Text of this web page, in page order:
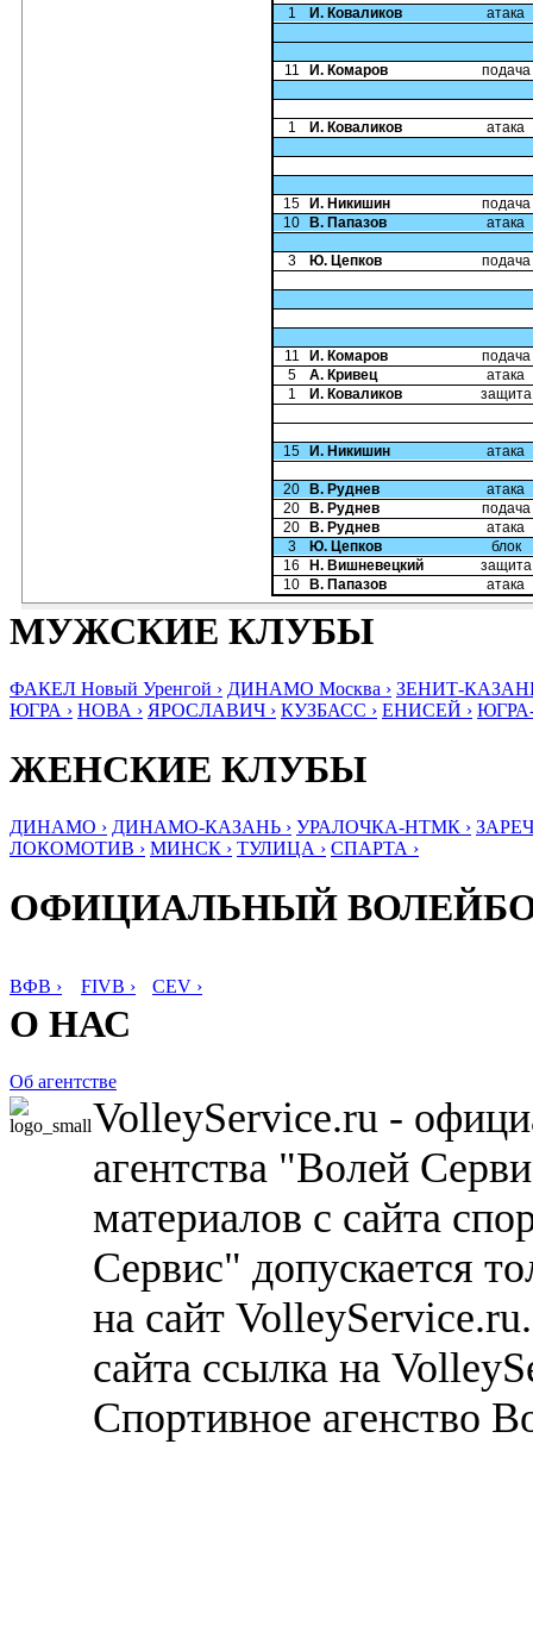
1 И. Коваликов атака
11 И. Комаров подача
1 И. Коваликов атака
15 И. Никишин
подача
10
В. Папазов атака
3 Ю. Цепков подача
11 И. Комаров
подача
5
А. Кривец
атака
1
И. Коваликов защита
15 И. Никишин атака
20 В. Руднев
атака
20
В. Руднев
подача
20
В. Руднев
атака
3
Ю. Цепков
блок
16
Н. Вишневецкий
защита
10
В. Папазов атака
МУЖСКИЕ КЛУБЫ
ФАКЕЛ Новый Уренгой › ДИНАМО Москва › ЗЕНИТ-
ЮГРА › НОВА › ЯРОСЛАВИЧ › КУЗБАСС › ЕНИСЕЙ ›
ЖЕНСКИЕ КЛУБЫ
ДИНАМО › ДИНАМО-КАЗАНЬ › УРАЛОЧКА-НТМК ›
ЛОКОМОТИВ › МИНСК › ТУЛИЦА › СПАРТА ›
ОФИЦИАЛЬНЫЙ
ВФВ › FIVB › CEV ›
О НАС
Об агентстве
VolleyService.ru -
агентства "Волей
материалов с сайта
Сервис" допускается
на сайт
сайта ссылка на
Спортивное агенство